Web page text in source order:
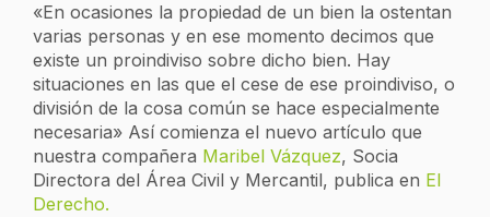
«En ocasiones la propiedad de un bien la ostentan
varias personas y en ese momento decimos que
existe un proindiviso sobre dicho bien. Hay
situaciones en las que el cese de ese proindiviso, o
división de la cosa común se hace especialmente
necesaria» Así comienza el nuevo artículo que
nuestra compañera Maribel Vázquez, Socia
Directora del Área Civil y Mercantil, publica en El
Derecho.